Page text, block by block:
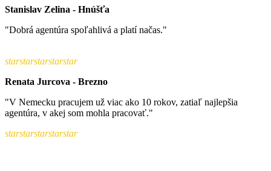
Stanislav Zelina - Hnúšťa
"Dobrá agentúra spoľahlivá a platí načas."
starstarstarstarstar
Renata Jurcova - Brezno
"V Nemecku pracujem už viac ako 10 rokov, zatiaľ najlepšia
agentúra, v akej som mohla pracovať."
starstarstarstarstar